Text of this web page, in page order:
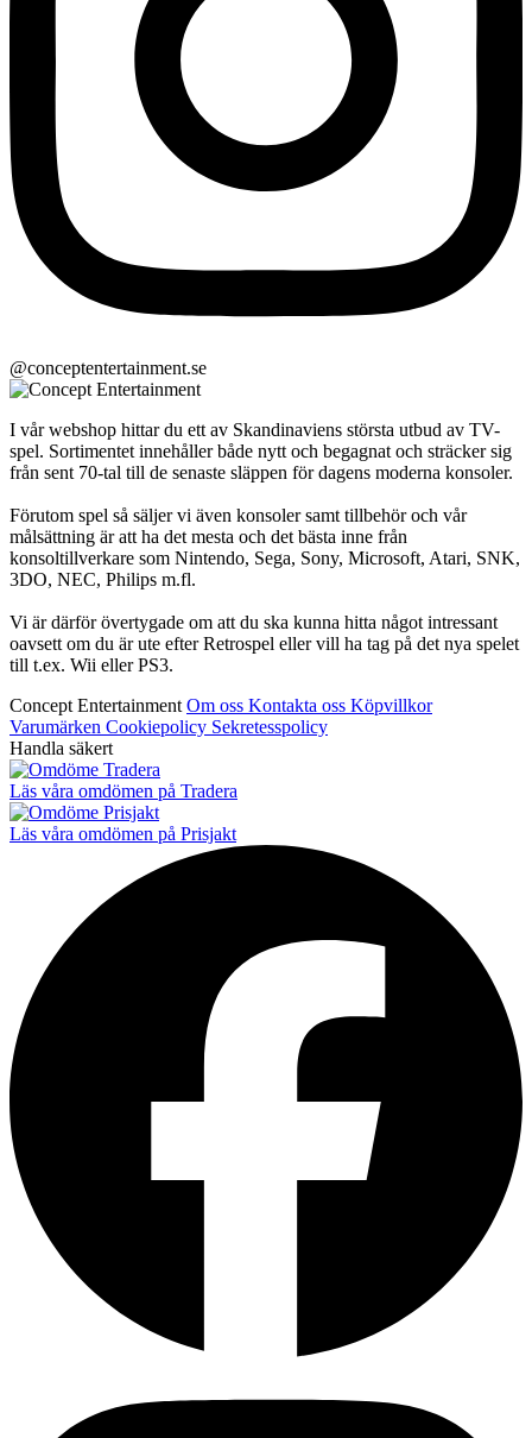
@conceptentertainment.se
I vår webshop hittar du ett av Skandinaviens största utbud av TV-
spel. Sortimentet innehåller både nytt och begagnat och sträcker sig
från sent 70-tal till de senaste släppen för dagens moderna konsoler.
Förutom spel så säljer vi även konsoler samt tillbehör och vår
målsättning är att ha det mesta och det bästa inne från
konsoltillverkare som Nintendo, Sega, Sony, Microsoft, Atari, SNK,
3DO, NEC, Philips m.fl.
Vi är därför övertygade om att du ska kunna hitta något intressant
oavsett om du är ute efter Retrospel eller vill ha tag på det nya spelet
till t.ex. Wii eller PS3.
Concept Entertainment Om oss Kontakta oss Köpvillkor
Varumärken Cookiepolicy Sekretesspolicy
Handla säkert
Läs våra omdömen på Tradera
Läs våra omdömen på Prisjakt